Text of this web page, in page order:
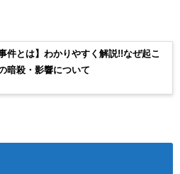
件とは】わかりやすく解説!!なぜ起こ
暗殺・影響について